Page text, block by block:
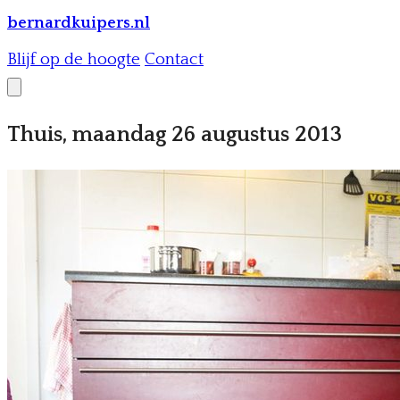
bernardkuipers.nl
Blijf op de hoogte Contact
Thuis, maandag 26 augustus 2013